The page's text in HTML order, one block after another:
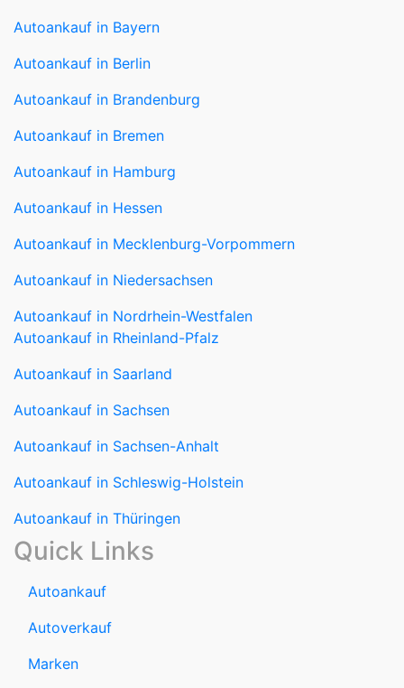
Autoankauf in Berlin
Autoankauf in Brandenburg
Autoankauf in Bremen
Autoankauf in Hamburg
Autoankauf in Hessen
Autoankauf in Mecklenburg-Vorpommern
Autoankauf in Niedersachsen
Autoankauf in Nordrhein-Westfalen
Autoankauf in Saarland
Autoankauf in Sachsen
Autoankauf in Sachsen-Anhalt
Autoankauf in Schleswig-Holstein
Autoankauf in Thüringen
Quick Links
Autoankauf
Autoverkauf
Marken
Auto verkaufen